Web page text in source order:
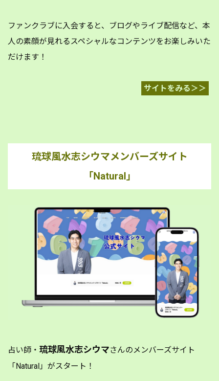
ファンクラブに入会すると、ブログやライブ配信など、本
人の素顔が見れるスペシャルなコンテンツをお楽しみいた
だけます！
サイトをみる＞＞
琉球風水志シウマメンバーズサイト
「Natural」
占い師・ 琉球風水志シウマさんのメンバーズサイト
「Natural」がスタート！